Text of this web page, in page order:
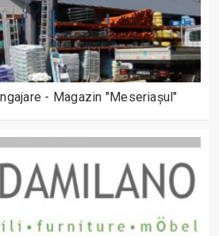
- Magazin "Meseriașul"